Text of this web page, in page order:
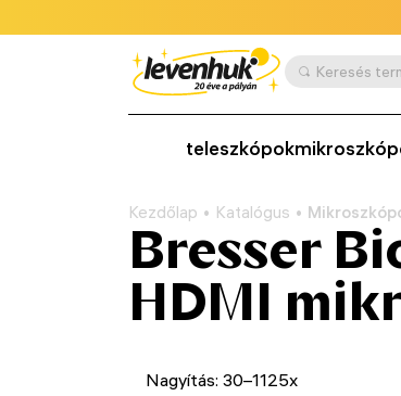
teleszkópok
Kezdőlap Katalógus
Bresser
HDMI
Nagyítás: 30–1125x